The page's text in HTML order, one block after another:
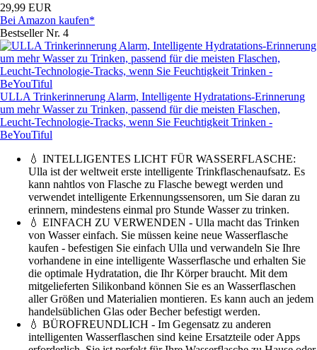
29,99 EUR
Bei Amazon kaufen*
Bestseller Nr. 4
ULLA Trinkerinnerung Alarm, Intelligente Hydratations-Erinnerung
um mehr Wasser zu Trinken, passend für die meisten Flaschen,
Leucht-Technologie-Tracks, wenn Sie Feuchtigkeit Trinken -
BeYouTiful
💧 INTELLIGENTES LICHT FÜR WASSERFLASCHE:
Ulla ist der weltweit erste intelligente Trinkflaschenaufsatz. Es
kann nahtlos von Flasche zu Flasche bewegt werden und
verwendet intelligente Erkennungssensoren, um Sie daran zu
erinnern, mindestens einmal pro Stunde Wasser zu trinken.
💧 EINFACH ZU VERWENDEN - Ulla macht das Trinken
von Wasser einfach. Sie müssen keine neue Wasserflasche
kaufen - befestigen Sie einfach Ulla und verwandeln Sie Ihre
vorhandene in eine intelligente Wasserflasche und erhalten Sie
die optimale Hydratation, die Ihr Körper braucht. Mit dem
mitgelieferten Silikonband können Sie es an Wasserflaschen
aller Größen und Materialien montieren. Es kann auch an jedem
handelsüblichen Glas oder Becher befestigt werden.
💧 BÜROFREUNDLICH - Im Gegensatz zu anderen
intelligenten Wasserflaschen sind keine Ersatzteile oder Apps